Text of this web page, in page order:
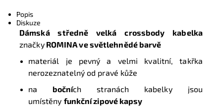
Popis
Diskuze
Dámská středně velká crossbody kabelka
značkyROMINAve světlehnědé barvě
materiál je pevný a velmi kvalitní, takřka
nerozeznatelný od pravé kůže
na bočních stranách kabelky jsou
umístěny funkční zipové kapsy